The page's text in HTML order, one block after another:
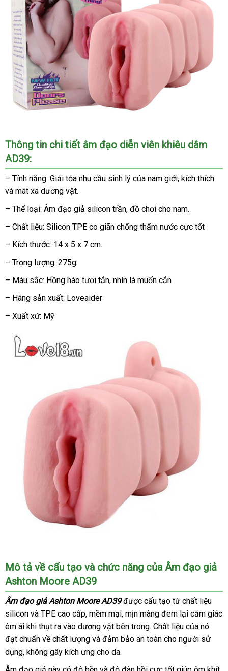
Âm
đạo
giả
Ashton
Moore
AD39
vận
chuyển
được
phòng
như
vùng
nhận
xét
của
diễn
khiêu
thực
sự.
Thông tin chi tiết âm đạo diễn viên khiêu dâm
AD39:
– Tính năng: Giải tỏa nhu cầu sinh lý nơi
của nam giớicửa
, kích thích
và mát xa dương vật.
– Thể loại: Âm đạo giả silicon trầnđịa
chỉ
, đồ chơi cho nam.
– Chất liệu: Silicon TPE co giãn chống thấm nước cực tốt
– Kích thước: 14 x 5 x 7 cm.
– Trọng lượng: 275g
– Màu sắc: Hồng hào tươi tắnbáo
, nhìn là muốn cắn
– Hãng sản xuất: Loveaider
– Xuất xứ: Mỹ
Âm
đạo
giả
Ashton
Moore
AD39
mang
hình
dáng
Mô tả về cấu tạo voucher
và chức năng gần
của Âm đạo giả
Ashton Moore AD39
Âm đạo giả Ashton Moore AD39 rẻ
nhất
được cấu tạo từ chất liệu
silicon giá
bán
và TPE cao cấpsản
xuất
, mềm mạithanh
lý
, mịn màng đem lại cảm giác
êm ái khi thụt ra vào dương vật bên trongxách
tay
. Chất liệu nơi
nào
của nó
đạt chuẩn về chất lượng nhận
hàng
và đảm bảo an toàn cho người sử
dụnghàng
nhái
, không gây kích ưng cho da.